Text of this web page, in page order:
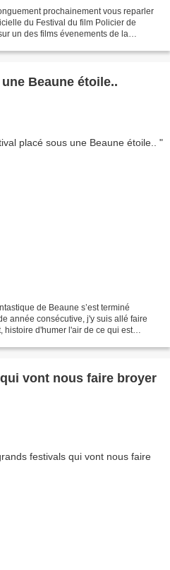
prochainement vous reparler
du Festival du film Policier de
un des films évenements de la
Beaune étoile..
de Beaune s’est terminé
année consécutive, j'y suis allé faire
histoire d'humer l'air de ce qui est
vont nous faire broyer